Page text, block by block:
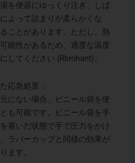
を便器にゆっくり注ぎ、しば
よって詰まりが柔らかくな
ことがあります。ただし、熱
能性があるため、適度な温度
してください​ (Rbrohant)。
応急処置：
にない場合、ビニール袋を使
も可能です。ビニール袋を手
塞いだ状態で手で圧力をかけ
ラバーカップと同様の効果が
ます。